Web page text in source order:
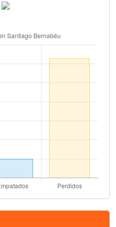
83'
Salvador Ribes
88'
90'